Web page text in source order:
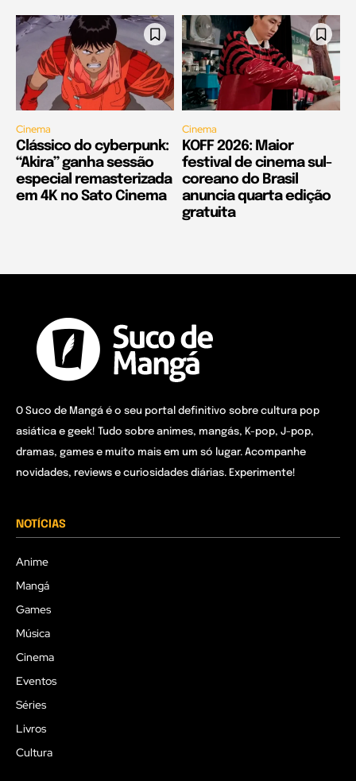
Cinema
Clássico do cyberpunk:
“Akira” ganha sessão
especial remasterizada
em 4K no Sato Cinema
Cinema
KOFF 2026: Maior
festival de cinema sul-
coreano do Brasil
anuncia quarta edição
gratuita
O Suco de Mangá é o seu portal definitivo sobre cultura pop
asiática e geek! Tudo sobre animes, mangás, K-pop, J-pop,
dramas, games e muito mais em um só lugar. Acompanhe
novidades, reviews e curiosidades diárias. Experimente!
NOTÍCIAS
Anime
Mangá
Games
Música
Cinema
Eventos
Séries
Livros
Cultura